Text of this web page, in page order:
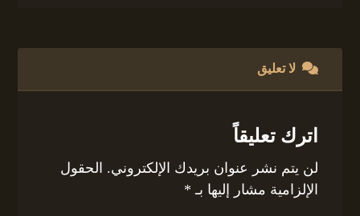
لا تعليق
اترك تعليقاً
لن يتم نشر عنوان بريدك الإلكتروني. الحقول
الإلزامية مشار إليها بـ *